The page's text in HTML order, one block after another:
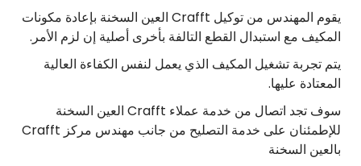
يقوم المهندس من توكيل Crafft العين السخنة بإعادة مكونات
المكيف مع استبدال القطع التالفة بأخرى أصلية إن لزم الأمر.
يتم تجربة تشغيل المكيف الذي يعمل لنفس الكفاءة العالية
المعتادة عليها.
سوف تجد اتصال من خدمة عملاء Crafft العين السخنة
للإطمئنان على خدمة التصليح من جانب مهندس مركز Crafft
بالعين السخنة